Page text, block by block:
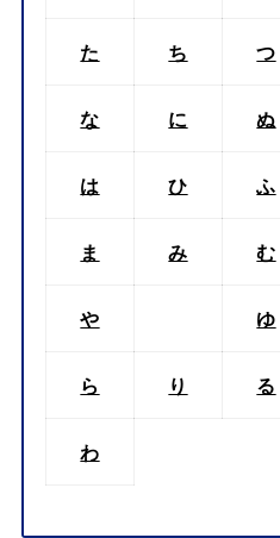
た ち つ
な に ぬ
は ひ ふ
ま み む
や ゆ
ら り る
わ